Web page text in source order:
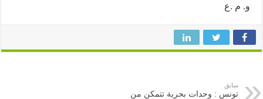
.ع
تونس : وحدات بحرية تتمكن من